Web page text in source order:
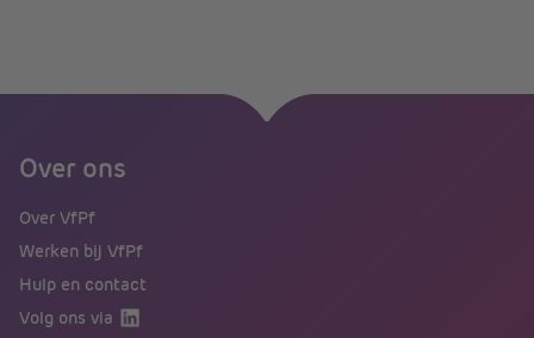
Over ons
Over VfPf
Werken bij VfPf
Hulp en contact
Volg ons via